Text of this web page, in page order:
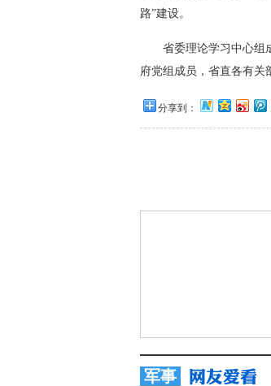
路”建设。
省委理论学习中心组成
府党组成员，省直各有关
分享到：
军事